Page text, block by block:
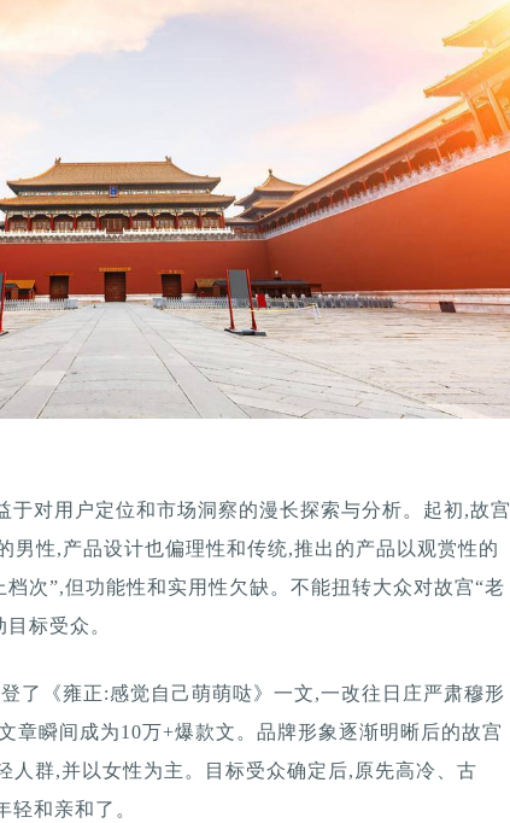
于对用户定位和市场洞察的漫长探索与分析。起初,故宫
男性,产品设计也偏理性和传统,推出的产品以观赏性的
次”,但功能性和实用性欠缺。不能扭转大众对故宫“老
标受众。
了《雍正:感觉自己萌萌哒》一文,一改往日庄严肃穆形
章瞬间成为10万+爆款文。品牌形象逐渐明晰后的故宫
人群,并以女性为主。目标受众确定后,原先高冷、古
轻和亲和了。